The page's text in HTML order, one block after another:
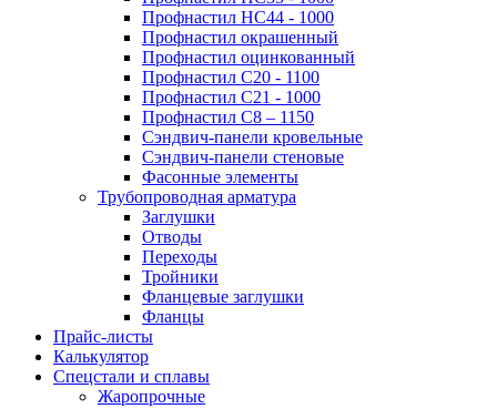
Профнастил НС44 - 1000
Профнастил окрашенный
Профнастил оцинкованный
Профнастил С20 - 1100
Профнастил С21 - 1000
Профнастил С8 – 1150
Сэндвич-панели кровельные
Сэндвич-панели стеновые
Фасонные элементы
Трубопроводная арматура
Заглушки
Отводы
Переходы
Тройники
Фланцевые заглушки
Фланцы
Прайс-листы
Калькулятор
Спецстали и сплавы
Жаропрочные